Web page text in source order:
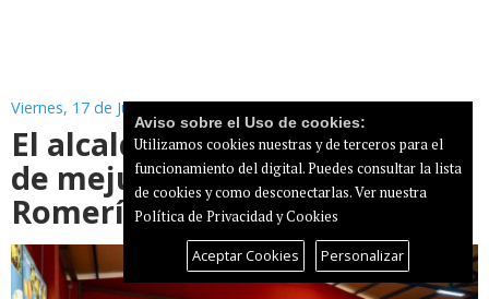
Viernes, 17 de Julio de 2026
El alcalde hace veinte litros
de mejunje para llevar a la
Romería del Pino en Teror
Aviso sobre el Uso de cookies:
Utilizamos cookies nuestras y de terceros para el
funcionamiento del digital. Puedes consultar la lista
de cookies y como desconectarlas.Ver nuestra
Política de Privacidad y Cookies
Aceptar Cookies Personalizar